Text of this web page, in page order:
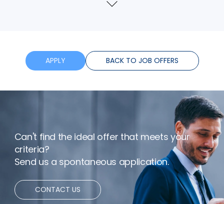
Phone
Bonus
Net expenses
Remote working
Show
APPLY BACK TO JOB OFFERS
Can't find the ideal offer that meets your
criteria?
Send us a spontaneous application.
CONTACT US